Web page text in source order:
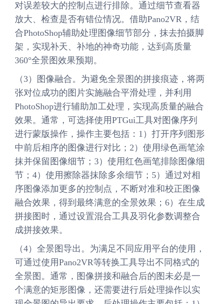
对误差较大的控制点进行排除。通过细节查看器
放大、检查是否有错位情况。借助Pano2VR，结
合PhotoShop辅助处理图像细节部分，抹去拍摄脚
架，实现补天、补地的神奇功能，达到高质量
360°全景图效果预期。
（3）图像融合。为避免全景图的拼接痕迹，将两
张对位成功的图片实施融合平滑处理，并利用
PhotoShop进行辅助加工处理，实现高质量的融合
效果。通常，可选择使用PTGui工具对图像序列
进行蒙版操作，操作主要包括：1）打开序列图形
中前后相序的图像进行对比；2）使用绿色画笔涂
抹并保留图像细节；3）使用红色画笔排除图像细
节；4）使用擦除器抹除多余细节；5）通过对相
序图像添加更多的控制点，不断对准和校正图像
融合效果，得到最终满意的全景效果；6）在生成
拼接图时，通过设置混合工具及羽化参数调整合
成拼接效果。
（4）全景图导出。为满足不同应用平台的使用，
可通过使用Pano2VR等转换工具导出不同格式的
全景图。通常，图像拼接和融合后的图未必是一
个满意的矩形图像，还需要进行后处理操作以实